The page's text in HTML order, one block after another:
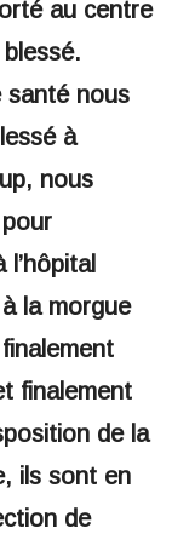
au centre
santé nous
à
nous
la morgue
finalement
de la
ils sont en
de